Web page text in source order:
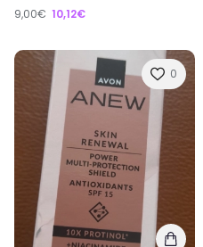
9,00€ 10,12€
0